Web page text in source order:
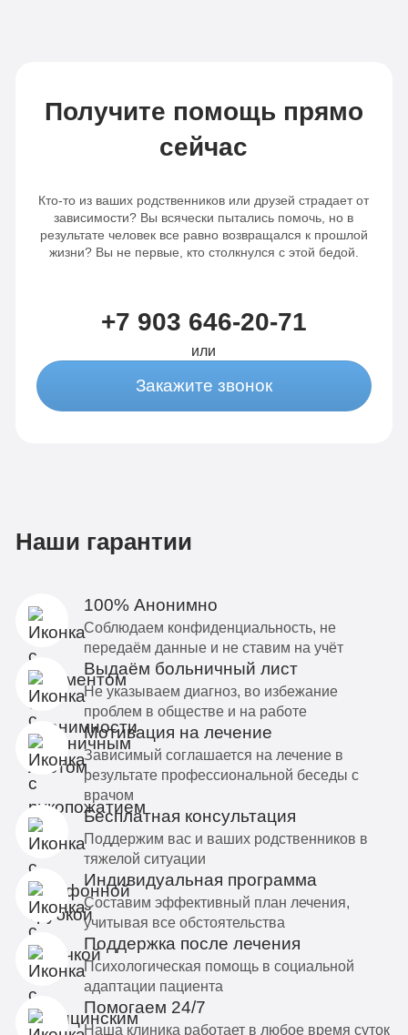
Получите помощь прямо
сейчас
Кто-то из ваших родственников или друзей страдает от
зависимости? Вы всячески пытались помочь, но в
результате человек все равно возвращался к прошлой
жизни? Вы не первые, кто столкнулся с этой бедой.
+7 903 646-20-71
или
Закажите звонок
Наши гарантии
100% Анонимно
Соблюдаем конфиденциальность, не
передаём данные и не ставим на учёт
Выдаём больничный лист
Не указываем диагноз, во избежание
проблем в обществе и на работе
Мотивация на лечение
Зависимый соглашается на лечение в
результате профессиональной беседы с
врачом
Бесплатная консультация
Поддержим вас и ваших родственников в
тяжелой ситуации
Индивидуальная программа
Составим эффективный план лечения,
учитывая все обстоятельства
Поддержка после лечения
Психологическая помощь в социальной
адаптации пациента
Помогаем 24/7
Наша клиника работает в любое время суток